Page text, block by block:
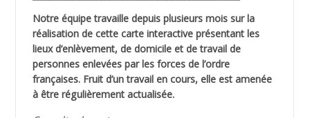
Notre équipe travaille depuis plusieurs mois sur la
réalisation de cette carte interactive présentant les
lieux d’enlèvement, de domicile et de travail de
personnes enlevées par les forces de l’ordre
françaises. Fruit d’un travail en cours, elle est amenée
à être régulièrement actualisée.